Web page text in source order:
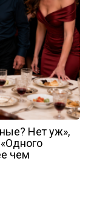
Нет уж»,
чем